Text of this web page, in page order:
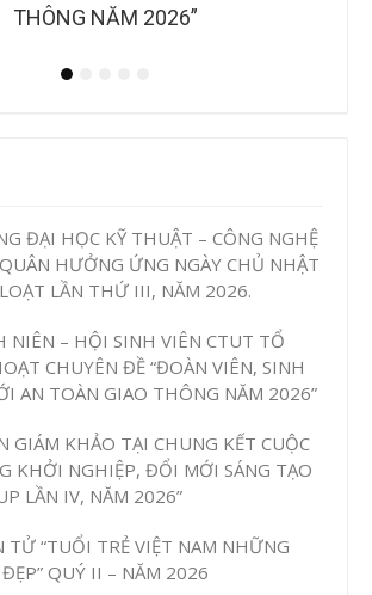
2026”
ĐẠI HỌC KỸ THUẬT – CÔNG NGHỆ
HƯỞNG ỨNG NGÀY CHỦ NHẬT
LẦN THỨ III, NĂM 2026.
NIÊN – HỘI SINH VIÊN CTUT TỔ
CHUYÊN ĐỀ “ĐOÀN VIÊN, SINH
AN TOÀN GIAO THÔNG NĂM 2026”
GIÁM KHẢO TẠI CHUNG KẾT CUỘC
KHỞI NGHIỆP, ĐỔI MỚI SÁNG TẠO
LẦN IV, NĂM 2026”
TỬ “TUỔI TRẺ VIỆT NAM NHỮNG
QUÝ II – NĂM 2026